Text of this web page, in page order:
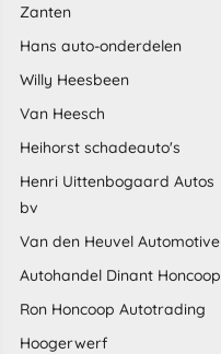
Zanten
Hans auto-onderdelen
Willy Heesbeen
Van Heesch
Heihorst schadeauto's
Henri Uittenbogaard Autos
bv
Van den Heuvel Automotive
Autohandel Dinant Honcoop
Ron Honcoop Autotrading
Hoogerwerf